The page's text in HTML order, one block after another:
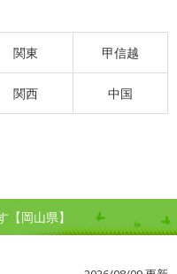
関東 甲信越
関西 中国
岡山県】